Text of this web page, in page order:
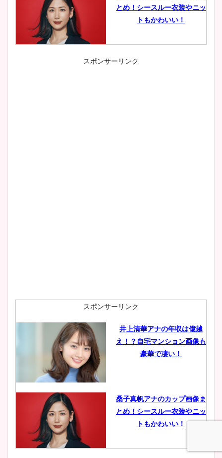
とめ！シースルー衣装やニッ
トもかわいい！
小室瑛莉子のカップ画像まと
肉も凄い！
鈴木唯の太ってた時の体重が
ヤバすぎww原因や痩せたダ
豊島実季アナのカップ画像ま
とめ！美脚や水着姿に年齢も
スポンサーリンク
スポンサーリンク
井上清華アナの年収は億越
え！？自宅マンション画像も
豪華で凄い！
桑子真帆アナのカップ画像ま
とめ！シースルー衣装やニッ
トもかわいい！